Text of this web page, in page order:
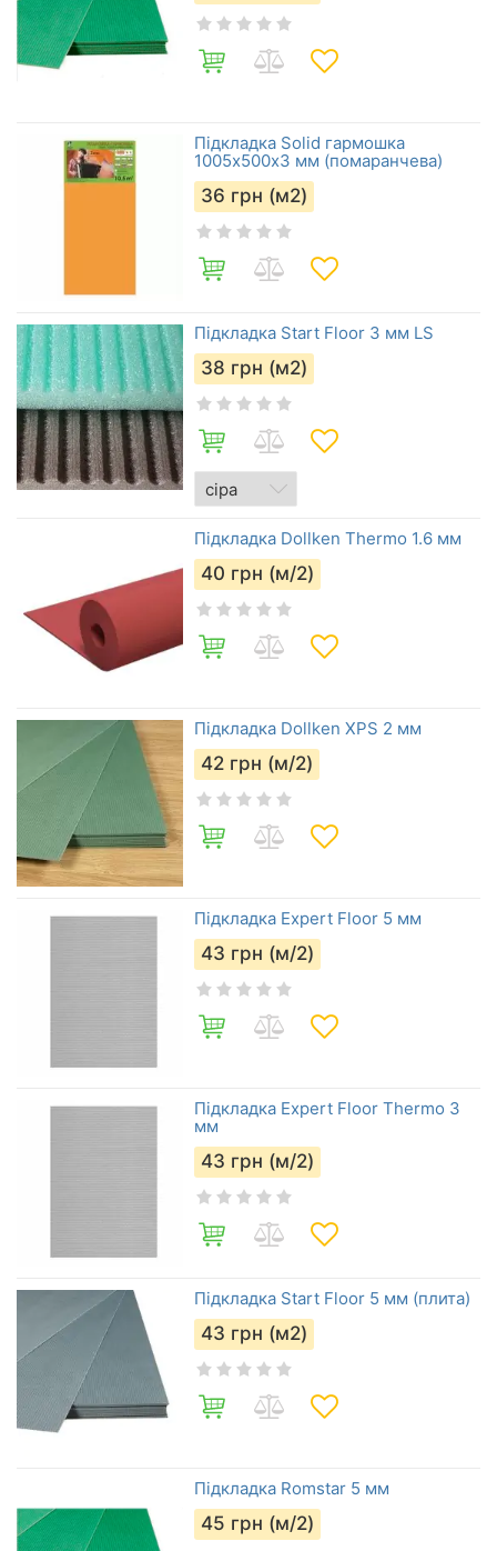
Підкладка Solid гармошка
1005х500х3 мм (помаранчева)
36 грн (м2)
Підкладка Start Floor 3 мм LS
38 грн (м2)
Підкладка Dollken Thermo 1.6 мм
40 грн (м/2)
Підкладка Dollken XPS 2 мм
42 грн (м/2)
Підкладка Expert Floor 5 мм
43 грн (м/2)
Підкладка Expert Floor Thermo 3
мм
43 грн (м/2)
Підкладка Start Floor 5 мм (плита)
43 грн (м2)
Підкладка Romstar 5 мм
45 грн (м/2)